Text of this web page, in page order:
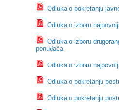
Odluka o pokretanju
Odluka o izboru
Odluka o izboru
ponuđača
Odluka o izboru
Odluka o pokretanju
Odluka o pokretanju